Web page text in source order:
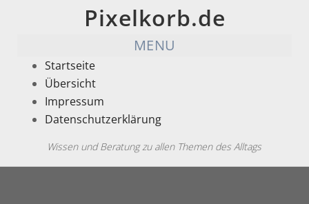
Pixelkorb.de
MENU
Startseite
Übersicht
Impressum
Datenschutzerklärung
Wissen und Beratung zu allen Themen des Alltags